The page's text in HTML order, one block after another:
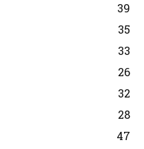
39
35
33
26
32
28
47